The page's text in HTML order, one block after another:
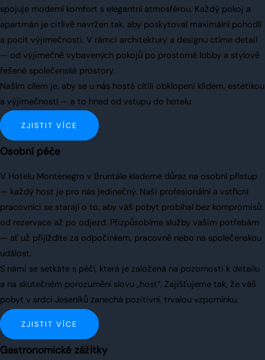
spojuje moderní komfort s elegantní atmosférou. Každý pokoj a
apartmán je citlivě navržen tak, aby poskytoval maximální pohodlí
a pocit výjimečnosti. V rámci architektury a designu ctíme detail
— od výjimečně vybavených pokojů po prostorné lobby a stylově
řešené společenské prostory.
Naším cílem je, aby se u nás hosté cítili obklopeni klidem, estetikou
a výjimečností — a to hned od vstupu do hotelu.
ZJISTIT VÍCE
Osobní péče
V Hotelu Montenegro v Bruntále klademe důraz na osobní přístup
— každý host je pro nás jedinečný. Naši profesionální a vstřícní
pracovníci se starají o to, aby váš pobyt probíhal bez kompromisů:
od rezervace až po odjezd. Přizpůsobíme služby vašim potřebám
— ať už přijíždíte za odpočinkem, pracovně nebo na společenskou
událost.
S námi se setkáte s péčí, která je založená na pozornosti k detailu
a na skutečném porozumění slovu „host“. Zajišťujeme tak, že váš
pobyt v srdci Jeseníků zanechá pozitivní, trvalou vzpomínku.
ZJISTIT VÍCE
Gastronomické zážitky